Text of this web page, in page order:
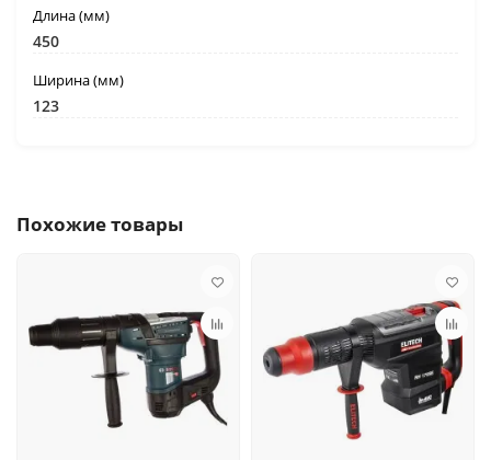
Длина (мм)
450
Ширина (мм)
123
Похожие товары